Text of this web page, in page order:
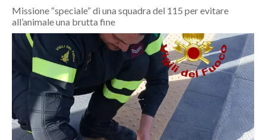
AGENDA
CRONACA
ITALIA
MONDO
POLITICA
ECONOMIA
Missione “speciale” di una squadra del 115 per evitare
all’animale una brutta fine